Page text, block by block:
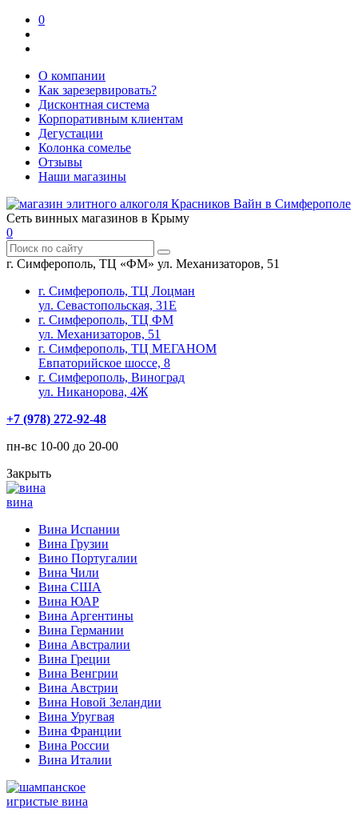
0
О компании
Как зарезервировать?
Дисконтная система
Корпоративным клиентам
Дегустации
Колонка сомелье
Отзывы
Наши магазины
Сеть винных магазинов в Крыму
0
г. Симферополь, ТЦ «ФМ» ул. Механизаторов, 51
г. Симферополь, ТЦ Лоцман
ул. Севастопольская, 31Е
г. Симферополь, ТЦ ФМ
ул. Механизаторов, 51
г. Симферополь, ТЦ МЕГАНОМ
Евпаторийское шоссе, 8
г. Симферополь, Виноград
ул. Никанорова, 4Ж
+7 (978) 272-92-48
пн-вс 10-00 до 20-00
Закрыть
вина
Вина Испании
Вина Грузии
Вино Португалии
Вина Чили
Вина США
Вина ЮАР
Вина Аргентины
Вина Германии
Вина Австралии
Вина Греции
Вина Венгрии
Вина Австрии
Вина Новой Зеландии
Вина Уругвая
Вина Франции
Вина России
Вина Италии
игристые вина